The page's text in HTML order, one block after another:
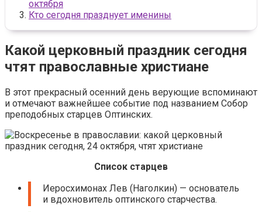
октября
Кто сегодня празднует именины
Какой церковный праздник сегодня
чтят православные христиане
В этот прекрасный осенний день верующие вспоминают
и отмечают важнейшее событие под названием Собор
преподобных старцев Оптинских.
Список старцев
Иеросхимонах Лев (Наголкин) — основатель
и вдохновитель оптинского старчества.